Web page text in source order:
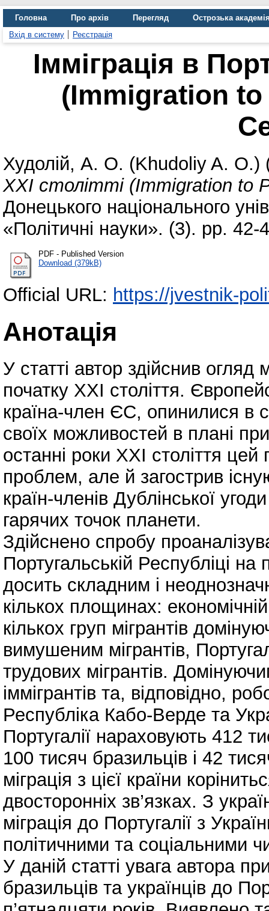
Головна Про архів Перегляд
Острозька
Вхід в систему
Реєстрація
Імміграція в
(Immigration
Худолій, А. О. (Khudoliy A. O.)
ХХІ столітті (Immigration to
Донецького національного
«Політичні науки». (3). pp. 42-
PDF - Published Version
Download (379kB)
Official URL: https://jvestnik-
Анотація
У статті автор здійснив огляд
початку ХХІ століття.
країна-член ЄС, опинилися в
своїх можливостей в плані
останні роки ХХІ століття
проблем, але й загострив
країн-членів Дублінської
гарячих точок планети.
Здійснено спробу
Португальській Республіці на
досить складним і
кількох площинах:
кількох груп мігрантів
вимушеним мігрантів,
трудових мігрантів.
іммігрантів та, відповідно,
Республіка Кабо-Верде та
Португалії нараховують 412
100 тисяч бразильців і 42
міграція з цієї країни
двосторонніх зв’язках. З
міграція до Португалії з
політичними та соціальними
У даній статті увага автора
бразильців та українців до